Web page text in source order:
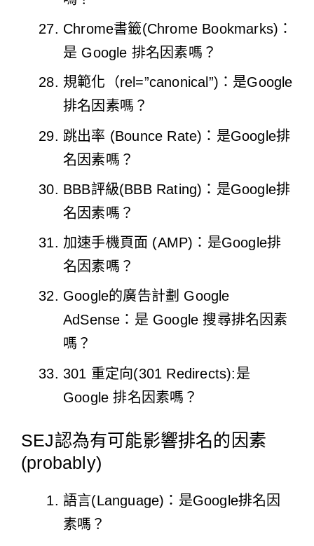
Chrome書籤(Chrome Bookmarks)：
是 Google 排名因素嗎？
規範化（rel=”canonical”)：是Google
排名因素嗎？
跳出率 (Bounce Rate)：是Google排
名因素嗎？
BBB評級(BBB Rating)：是Google排
名因素嗎？
加速手機頁面 (AMP)：是Google排
名因素嗎？
Google的廣告計劃 Google
AdSense：是 Google 搜尋排名因素
嗎？
301 重定向(301 Redirects):是
Google 排名因素嗎？
SEJ認為有可能影響排名的因素
(probably)
語言(Language)：是Google排名因
素嗎？